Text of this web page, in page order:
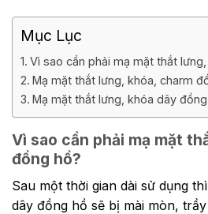
Mục Lục
Vì sao cần phải mạ mặt thắt
Mạ mặt thắt lưng, khóa, charm
Mạ mặt thắt lưng, khóa dây
Vì sao cần phải mạ mặt
đồng hồ?
Sau một thời gian dài sử dụng
dây đồng hồ sẽ bị mài mòn,